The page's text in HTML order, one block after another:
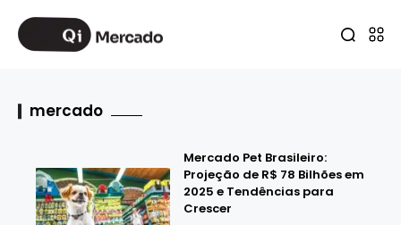
mercado
Mercado Pet Brasileiro:
Projeção de R$ 78 Bilhões em
2025 e Tendências para
Crescer